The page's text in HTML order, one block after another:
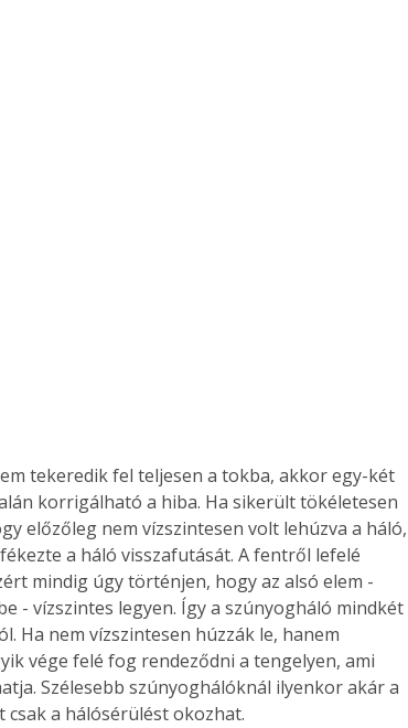
tekeredik fel teljesen a tokba, akkor egy-két
korrigálható a hiba. Ha sikerült tökéletesen
előzőleg nem vízszintesen volt lehúzva a háló,
a háló visszafutását. A fentről lefelé
mindig úgy történjen, hogy az alsó elem -
- vízszintes legyen. Így a szúnyogháló mindkét
Ha nem vízszintesen húzzák le, hanem
vége felé fog rendeződni a tengelyen, ami
Szélesebb szúnyoghálóknál ilyenkor akár a
a hálósérülést okozhat.